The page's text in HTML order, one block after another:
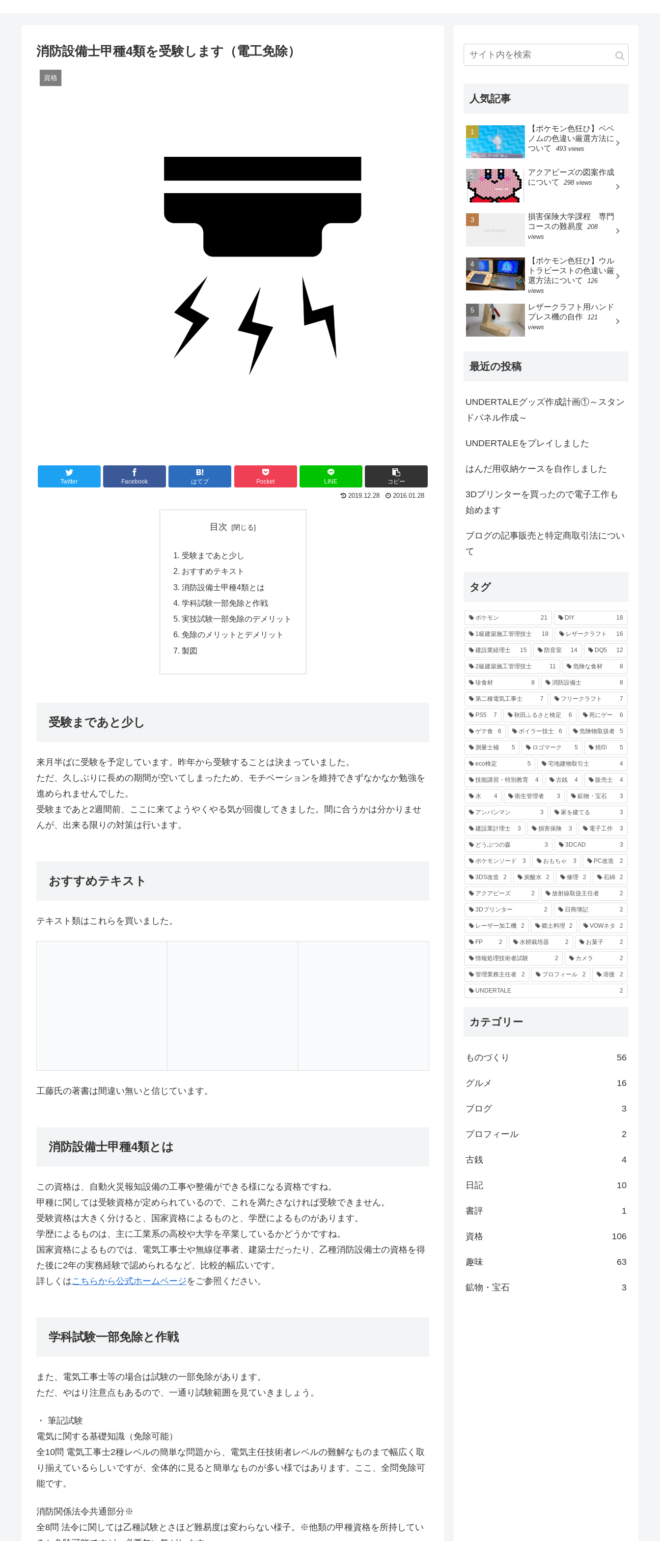
消防設備士甲種4類を受験します（電工免除）
資格
Twitter Facebook はてブ Pocket LINE コピー
2019.12.28 2016.01.28
目次
受験まであと少し
おすすめテキスト
消防設備士甲種4類とは
学科試験一部免除と作戦
実技試験一部免除のデメリット
免除のメリットとデメリット
製図
受験まであと少し
来月半ばに受験を予定しています。昨年から受験することは決まっていました。
ただ、久しぶりに長めの期間が空いてしまったため、モチベーションを維持できずなかなか勉強を
進められませんでした。
受験まであと2週間前、ここに来てようやくやる気が回復してきました。間に合うかは分かりませ
んが、出来る限りの対策は行います。
おすすめテキスト
テキスト類はこれらを買いました。
工藤氏の著書は間違い無いと信じています。
消防設備士甲種4類とは
この資格は、自動火災報知設備の工事や整備ができる様になる資格ですね。
甲種に関しては受験資格が定められているので、これを満たさなければ受験できません。
受験資格は大きく分けると、国家資格によるものと、学歴によるものがあります。
学歴によるものは、主に工業系の高校や大学を卒業しているかどうかですね。
国家資格によるものでは、電気工事士や無線従事者、建築士だったり、乙種消防設備士の資格を得
た後に2年の実務経験で認められるなど、比較的幅広いです。
詳しくはこちらから公式ホームページをご参照ください。
学科試験一部免除と作戦
また、電気工事士等の場合は試験の一部免除があります。
ただ、やはり注意点もあるので、一通り試験範囲を見ていきましょう。
・ 筆記試験
電気に関する基礎知識（免除可能）
全10問 電気工事士2種レベルの簡単な問題から、電気主任技術者レベルの難解なものまで幅広く取
り揃えているらしいですが、全体的に見ると簡単なものが多い様ではあります。ここ、全問免除可
能です。
消防関係法令共通部分※
全8問 法令に関しては乙種試験とさほど難易度は変わらない様子。※他類の甲種資格を所持してい
人気記事
【ポケモン色狂ひ】ベベ
ノムの色違い厳選方法に
ついて
493 views
アクアビーズの図案作成
について
298 views
損害保険大学課程 専門
コースの難易度 208
views
【ポケモン色狂ひ】ウル
トラビーストの色違い厳
選方法について
126
views
レザークラフト用ハンド
プレス機の自作
121
views
最近の投稿
UNDERTALEグッズ作成計画①～スタン
ドパネル作成～
UNDERTALEをプレイしました
はんだ用収納ケースを自作しました
3Dプリンターを買ったので電子工作も
始めます
ブログの記事販売と特定商取引法につい
て
タグ
ポケモン 21 DIY 18
1級建築施工管理技士 18 レザークラフト 16
建設業経理士 15 防音室 14 DQ5 12
2級建築施工管理技士 11 危険な食材 8
珍食材 8 消防設備士 8
第二種電気工事士 7 フリークラフト 7
PS5 7 秋田ふるさと検定 6 死にゲー 6
ゲテ食 6 ボイラー技士 6 危険物取扱者 5
測量士補 5 ロゴマーク 5 焼印 5
eco検定 5 宅地建物取引士 4
技能講習・特別教育 4 古銭 4 販売士 4
水 4 衛生管理者 3 鉱物・宝石 3
アンパンマン 3 家を建てる 3
建設業計理士 3 損害保険 3 電子工作 3
どうぶつの森 3 3DCAD 3
ポケモンソード 3 おもちゃ 3 PC改造 2
3DS改造 2 炭酸水 2 修理 2 石綿 2
アクアビーズ 2 放射線取扱主任者 2
3Dプリンター 2 日商簿記 2
レーザー加工機 2 郷土料理 2 VOWネタ 2
FP 2 水耕栽培器 2 お菓子 2
情報処理技術者試験 2 カメラ 2
管理業務主任者 2 プロフィール 2 溶接 2
UNDERTALE 2
カテゴリー
ものづくり 56
グルメ 16
ブログ 3
プロフィール 2
古銭 4
日記 10
書評 1
資格 106
趣味 63
鉱物・宝石 3